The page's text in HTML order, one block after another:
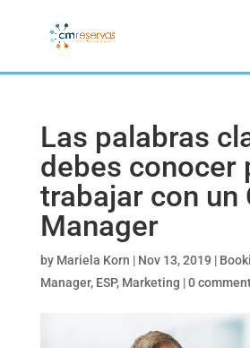
Las palabras
debes conocer
trabajar con un
Manager
by Mariela Korn | Nov 13, 2019 |
Manager, ESP, Marketing |0